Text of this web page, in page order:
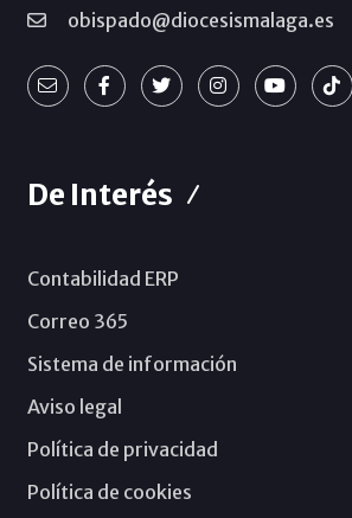
obispado@diocesismalaga.es
De Interés
Contabilidad ERP
Correo 365
Sistema de información
Aviso legal
Política de privacidad
Política de cookies